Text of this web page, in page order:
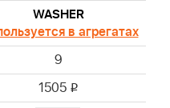
WASHER
в агрегатах
9
1505 i